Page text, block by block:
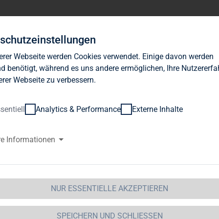
Investor Relations
Immobilien AG: Rolf Elgeti
Investments auf
Immobilien AG / Schlagwort(e): Sonstiges
Webseite werden Cookies verwendet. Einige davon werden
benötigt, während es uns andere ermöglichen, Ihre
Webseite zu verbessern.
Analytics & Performance Externe Inhalte
Informationen
NUR ESSENTIELLE AKZEPTIEREN
SPEICHERN UND SCHLIESSEN